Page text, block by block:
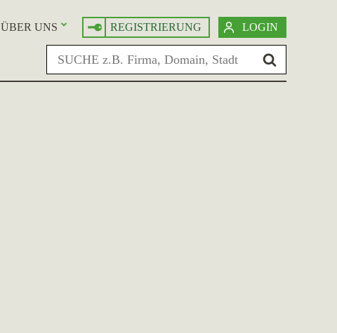
ÜBER UNS REGISTRIERUNG LOGIN